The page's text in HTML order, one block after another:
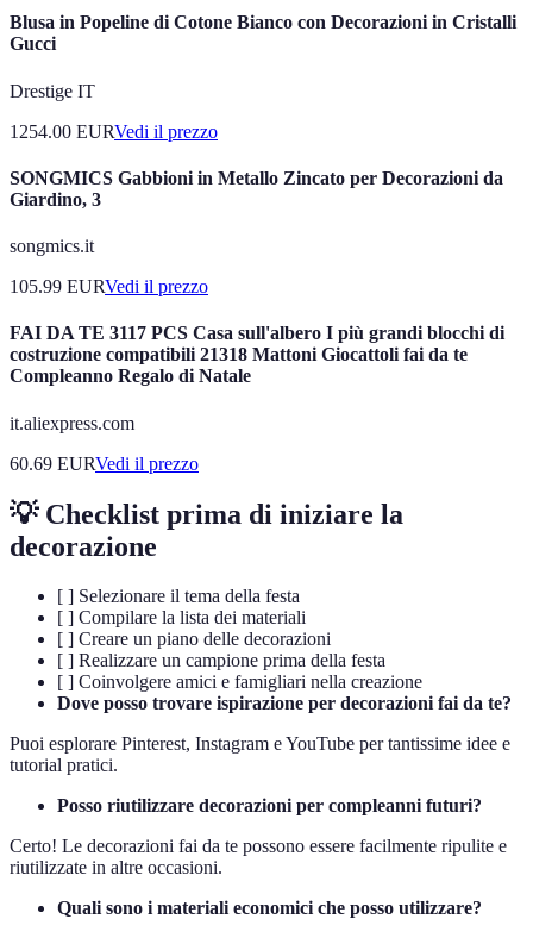
Blusa in Popeline di Cotone Bianco con Decorazioni in Cristalli
Gucci
Drestige IT
1254.00 EURVedi il prezzo
SONGMICS Gabbioni in Metallo Zincato per Decorazioni da
Giardino, 3
songmics.it
105.99 EURVedi il prezzo
FAI DA TE 3117 PCS Casa sull'albero I più grandi blocchi di
costruzione compatibili 21318 Mattoni Giocattoli fai da te
Compleanno Regalo di Natale
it.aliexpress.com
60.69 EURVedi il prezzo
💡 Checklist prima di iniziare la
decorazione
[ ] Selezionare il tema della festa
[ ] Compilare la lista dei materiali
[ ] Creare un piano delle decorazioni
[ ] Realizzare un campione prima della festa
[ ] Coinvolgere amici e famigliari nella creazione
Dove posso trovare ispirazione per decorazioni fai da te?
Puoi esplorare Pinterest, Instagram e YouTube per tantissime idee e
tutorial pratici.
Posso riutilizzare decorazioni per compleanni futuri?
Certo! Le decorazioni fai da te possono essere facilmente ripulite e
riutilizzate in altre occasioni.
Quali sono i materiali economici che posso utilizzare?